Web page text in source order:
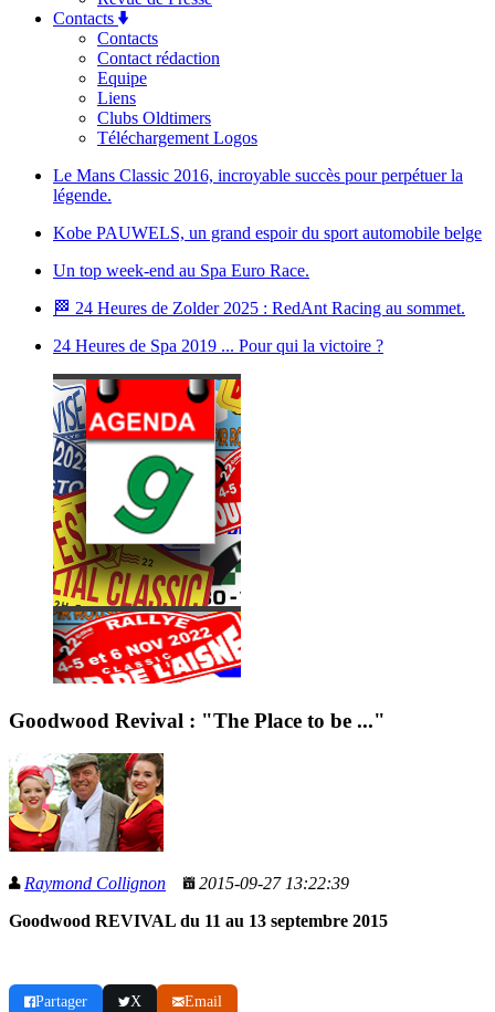
Contacts
Contacts
Contact rédaction
Equipe
Liens
Clubs Oldtimers
Téléchargement Logos
Le Mans Classic 2016, incroyable succès pour perpétuer la
légende.
Kobe PAUWELS, un grand espoir du sport automobile belge
Un top week-end au Spa Euro Race.
🏁 24 Heures de Zolder 2025 : RedAnt Racing au sommet.
24 Heures de Spa 2019 ... Pour qui la victoire ?
Goodwood Revival : "The Place to be ..."
Raymond Collignon
2015-09-27 13:22:39
Goodwood REVIVAL du 11 au 13 septembre 2015
Partager X Email